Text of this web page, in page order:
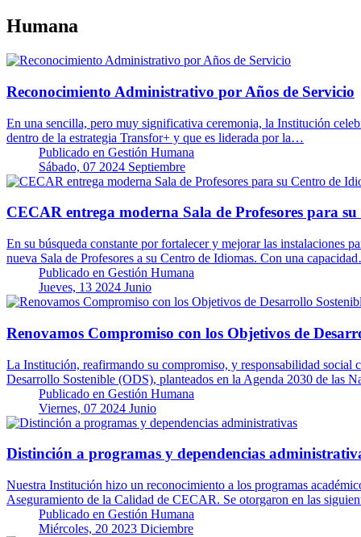
Humana
Reconocimiento Administrativo por Años de Servicio
En una sencilla, pero muy significativa ceremonia, la Institución
dentro de la estrategia Transfor+ y que es liderada por la…
Publicado en Gestión Humana
Sábado, 07 2024 Septiembre
CECAR entrega moderna Sala de Profesores para
En su búsqueda constante por fortalecer y mejorar las instalaciones
nueva Sala de Profesores a su Centro de Idiomas. Con una
Publicado en Gestión Humana
Jueves, 13 2024 Junio
Renovamos Compromiso con los Objetivos de
La Institución, reafirmando su compromiso, y responsabilidad
Desarrollo Sostenible (ODS), planteados en la Agenda 2030 de las
Publicado en Gestión Humana
Viernes, 07 2024 Junio
Distinción a programas y dependencias
Nuestra Institución hizo un reconocimiento a los programas
Aseguramiento de la Calidad de CECAR. Se otorgaron en las
Publicado en Gestión Humana
Miércoles, 20 2023 Diciembre